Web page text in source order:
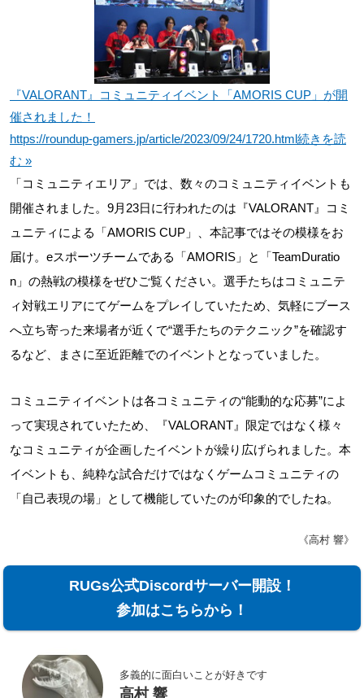
『VALORANT』コミュニティイベント「AMORIS CUP」が開
催されました！
https://roundup-gamers.jp/article/2023/09/24/1720.html続きを読
む »
「コミュニティエリア」では、数々のコミュニティイベントも
開催されました。9月23日に行われたのは『VALORANT』コミ
ュニティによる「AMORIS CUP」、本記事ではその模様をお
届け。eスポーツチームである「AMORIS」と「TeamDuratio
n」の熱戦の模様をぜひご覧ください。選手たちはコミュニテ
ィ対戦エリアにてゲームをプレイしていたため、気軽にブース
へ立ち寄った来場者が近くで“選手たちのテクニック”を確認す
るなど、まさに至近距離でのイベントとなっていました。
コミュニティイベントは各コミュニティの“能動的な応募”によ
って実現されていたため、『VALORANT』限定ではなく様々
なコミュニティが企画したイベントが繰り広げられました。本
イベントも、純粋な試合だけではなくゲームコミュニティの
「自己表現の場」として機能していたのが印象的でしたね。
《高村 響》
RUGs公式Discordサーバー開設！
参加はこちらから！
多義的に面白いことが好きです
高村 響